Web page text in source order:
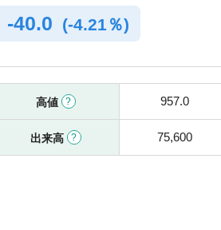
-40.0 (-4.21％)
高値 957.0
出来高 75,600